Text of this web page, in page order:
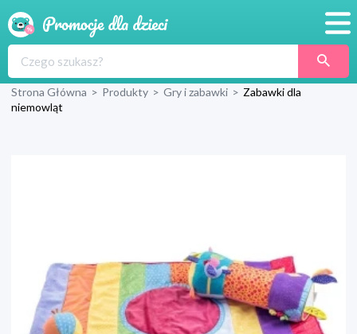
Produkty
Strona Główna > Produkty > Gry i zabawki > Zabawki dla
niemowląt